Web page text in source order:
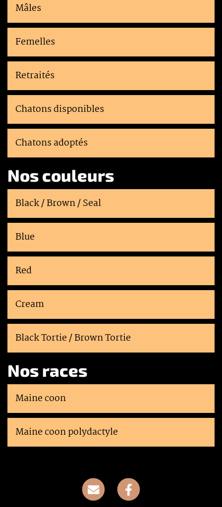
Mâles
Femelles
Retraités
Chatons disponibles
Chatons adoptés
Nos couleurs
Black / Brown / Seal
Blue
Red
Cream
Black Tortie / Brown Tortie
Nos races
Maine coon
Maine coon polydactyle